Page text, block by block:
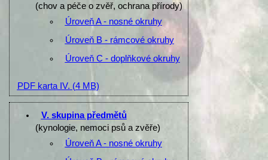
(chov a péče o zvěř, ochrana přírody)
Úroveň A - nosné okruhy
Úroveň B - rámcové okruhy
Úroveň C - doplňkové okruhy
PDF karta IV. (4 MB)
V. skupina předmětů
(kynologie, nemoci psů a zvěře)
Úroveň A - nosné okruhy